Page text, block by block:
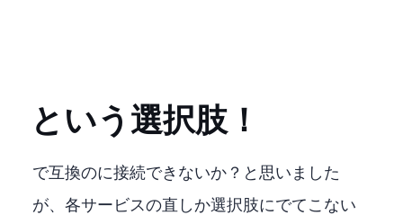
VisualStudioCode + Clineという選択肢！
VisualStudioでOpenAI互換のLMStudioに接続できないか？と思いました
が、各LLMサービスのAPI直しか選択肢にでてこない